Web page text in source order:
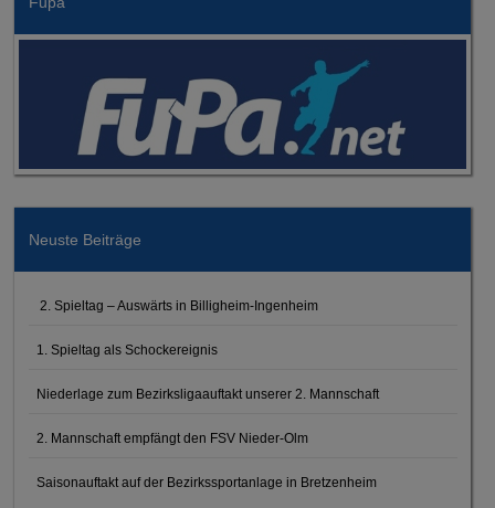
Neuste Beiträge
2. Spieltag – Auswärts in Billigheim-Ingenheim
1. Spieltag als Schockereignis
Niederlage zum Bezirksligaauftakt unserer 2. Mannschaft
2. Mannschaft empfängt den FSV Nieder-Olm
Saisonauftakt auf der Bezirkssportanlage in Bretzenheim